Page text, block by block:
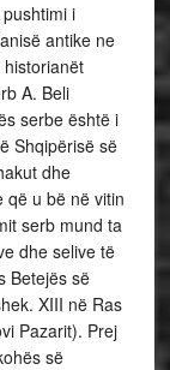
i
antike ne
A. Beli
serbe është i
Shqipërisë së
dhe
që u bë në vitin
serb mund ta
dhe selive të
Betejës së
XIII në Ras
Pazarit). Prej
së